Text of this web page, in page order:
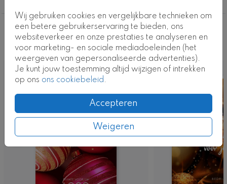
Wij gebruiken cookies en vergelijkbare technieken om
een betere gebruikerservaring te bieden, ons
websiteverkeer en onze prestaties te analyseren en
voor marketing- en sociale mediadoeleinden (het
weergeven van gepersonaliseerde advertenties).
Je kunt jouw toestemming altijd wijzigen of intrekken
op ons ons cookiebeleid.
Accepteren
Weigeren
Deze ontwerpen vind je misschien ook
leuk